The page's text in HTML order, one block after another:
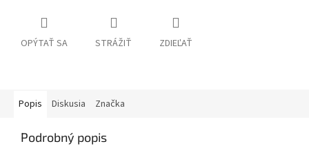
OPÝTAŤ SA STRÁŽIŤ ZDIEĽAŤ
Popis Diskusia Značka
Podrobný popis